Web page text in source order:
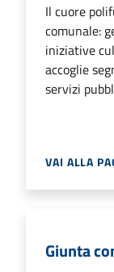
Il cuore
comunale:
iniziative
accoglie
servizi
VAI ALLA
Giunta